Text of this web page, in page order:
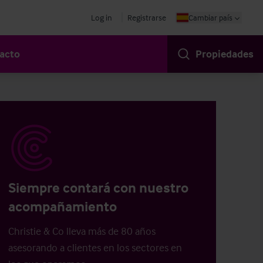
Log in Registrarse Cambiar país
Propiedades
Siempre contará con nuestro
acompañamiento
Christie & Co lleva más de 80 años
asesorando a clientes en los sectores en